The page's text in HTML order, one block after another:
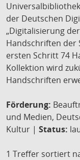
der Deutschen
„Digitalisierung
Handschriften der
ersten Schritt 74
Kollektion wird
Handschriften
Förderung:
und Medien,
Kultur | Status:
1 Treffer sortiert